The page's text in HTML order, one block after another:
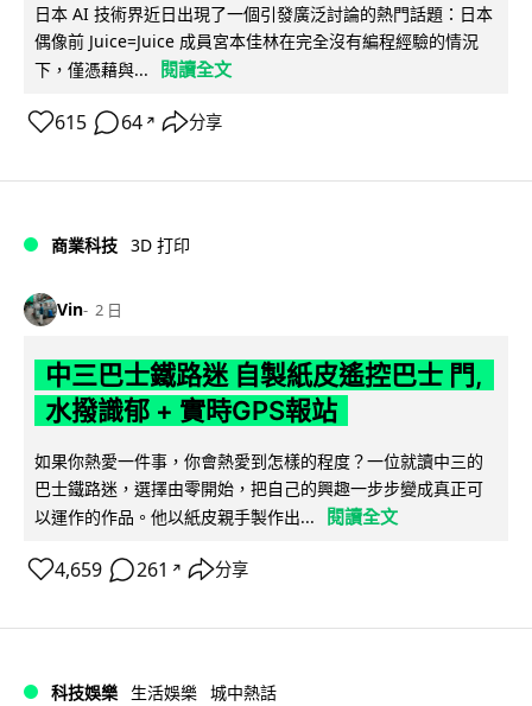
日本 AI 技術界近日出現了一個引發廣泛討論的熱門話題：日本
偶像前 Juice=Juice 成員宮本佳林在完全沒有編程經驗的情況
下，僅憑藉與...
閱讀全文
615 64 ↗ 分享
商業科技 3D 打印
Vin 2 日
中三巴士鐵路迷 自製紙皮遙控巴士 門,
水撥識郁 + 實時GPS報站
如果你熱愛一件事，你會熱愛到怎樣的程度？一位就讀中三的
巴士鐵路迷，選擇由零開始，把自己的興趣一步步變成真正可
以運作的作品。他以紙皮親手製作出...
閱讀全文
4,659 261 ↗ 分享
科技娛樂 生活娛樂 城中熱話